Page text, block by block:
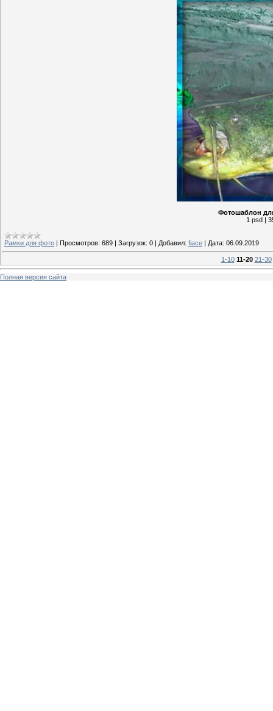
Фотошаблон
1 psd |
Рамки для фото | Просмотров: 689 | Загрузок: 0 | Добавил: fiace | Дата: 06.09.2019
1-10 11-20 21-30
Полная версия сайта